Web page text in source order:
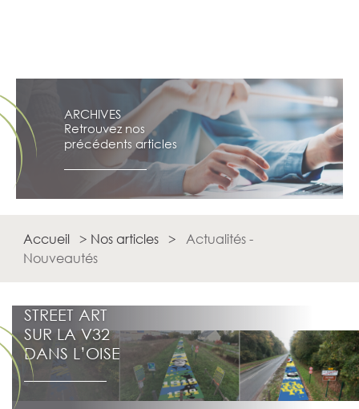
ARCHIVES
Retrouvez nos
précédents articles
Accueil > Nos articles >
Actualités -
Nouveautés
STREET ART
SUR LA V32
DANS L’OISE